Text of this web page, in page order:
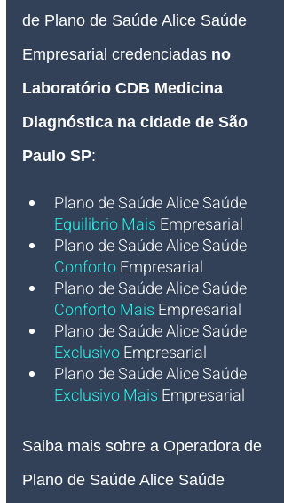
de Plano de Saúde Alice Saúde
Empresarial credenciadas no
Laboratório CDB Medicina
Diagnóstica na cidade de São
Paulo SP:
Plano de Saúde Alice Saúde
Equilibrio Mais Empresarial
Plano de Saúde Alice Saúde
Conforto Empresarial
Plano de Saúde Alice Saúde
Conforto Mais Empresarial
Plano de Saúde Alice Saúde
Exclusivo Empresarial
Plano de Saúde Alice Saúde
Exclusivo Mais Empresarial
Saiba mais sobre a Operadora de
Plano de Saúde Alice Saúde